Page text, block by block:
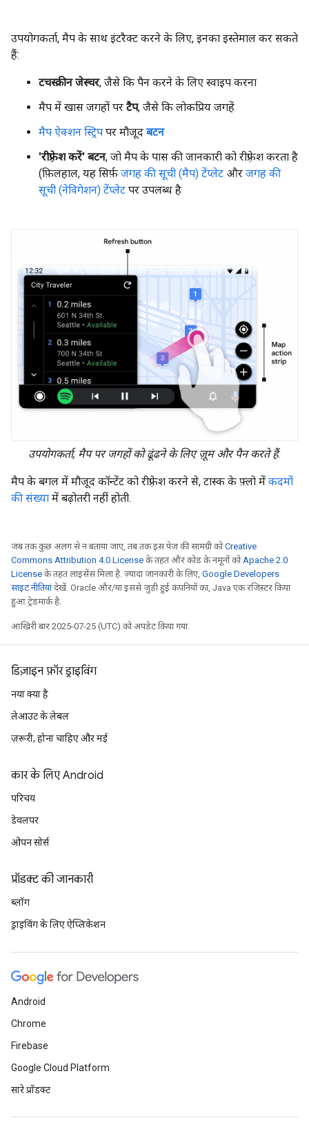
उपयोगकर्ता, मैप के साथ इंटरैक्ट करने के लिए, इनका इस्तेमाल कर सकते
हैं:
टचस्क्रीन जेस्चर, जैसे कि पैन करने के लिए स्वाइप करना
मैप में खास जगहों पर टैप, जैसे कि लोकप्रिय जगहें
मैप ऐक्शन स्ट्रिप पर मौजूद बटन
'रीफ़्रेश करें' बटन, जो मैप के पास की जानकारी को रीफ़्रेश करता है
(फ़िलहाल, यह सिर्फ़ जगह की सूची (मैप) टेंप्लेट और जगह की
सूची (नेविगेशन) टेंप्लेट पर उपलब्ध है
उपयोगकर्ता, मैप पर जगहों को ढूंढने के लिए ज़ूम और पैन करते हैं.
मैप के बगल में मौजूद कॉन्टेंट को रीफ़्रेश करने से, टास्क के फ़्लो में कदमों
की संख्या में बढ़ोतरी नहीं होती.
जब तक कुछ अलग से न बताया जाए, तब तक इस पेज की सामग्री कोCreative
Commons Attribution 4.0 License के तहत और कोड के नमूनों को Apache 2.0
License के तहत लाइसेंस मिला है. ज़्यादा जानकारी के लिए, Google Developers
साइट नीतियांदेखें. Oracle और/या इससे जुड़ी हुई कंपनियों का, Java एक रजिस्टर किया
हुआ ट्रेडमार्क है.
आखिरी बार 2025-07-25 (UTC) को अपडेट किया गया.
डिज़ाइन फ़ॉर ड्राइविंग
नया क्या है
लेआउट के लेबल
ज़रूरी, होना चाहिए और मई
कार के लिए Android
परिचय
डेवलपर
ओपन सोर्स
प्रॉडक्ट की जानकारी
ब्लॉग
ड्राइविंग के लिए ऐप्लिकेशन
Android
Chrome
Firebase
Google Cloud Platform
सारे प्रॉडक्ट